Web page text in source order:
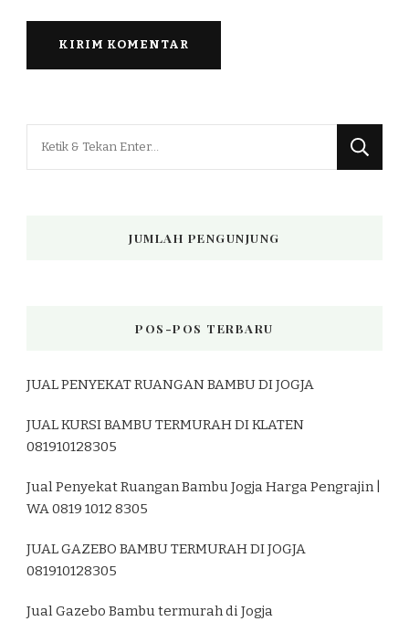
JUMLAH PENGUNJUNG
POS-POS TERBARU
JUAL PENYEKAT RUANGAN BAMBU DI JOGJA
JUAL KURSI BAMBU TERMURAH DI KLATEN
081910128305
Jual Penyekat Ruangan Bambu Jogja Harga Pengrajin |
WA 0819 1012 8305
JUAL GAZEBO BAMBU TERMURAH DI JOGJA
081910128305
Jual Gazebo Bambu termurah di Jogja